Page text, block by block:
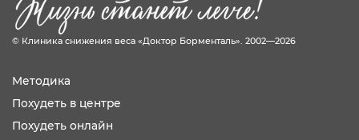
© Клиника снижения веса «Доктор Борменталь». 2002—2026
Методика
Похудеть в центре
Похудеть онлайн